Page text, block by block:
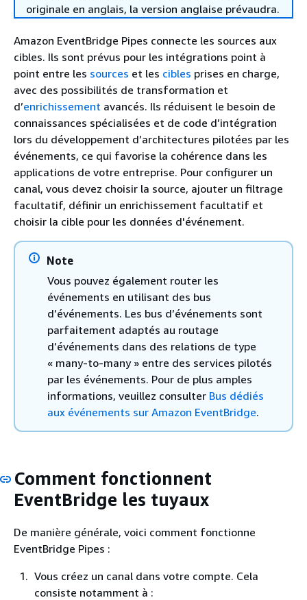
originale en anglais, la version anglaise prévaudra.
Amazon EventBridge Pipes connecte les sources aux
cibles. Ils sont prévus pour les intégrations point à
point entre les sources et les cibles prises en charge,
avec des possibilités de transformation et
d’enrichissement avancés. Ils réduisent le besoin de
connaissances spécialisées et de code d’intégration
lors du développement d’architectures pilotées par les
événements, ce qui favorise la cohérence dans les
applications de votre entreprise. Pour configurer un
canal, vous devez choisir la source, ajouter un filtrage
facultatif, définir un enrichissement facultatif et
choisir la cible pour les données d'événement.
Note
Vous pouvez également router les
événements en utilisant des bus
d’événements. Les bus d’événements sont
parfaitement adaptés au routage
d’événements dans des relations de type
« many-to-many » entre des services pilotés
par les événements. Pour de plus amples
informations, veuillez consulter Bus dédiés
aux événements sur Amazon EventBridge.
Comment fonctionnent
EventBridge les tuyaux
De manière générale, voici comment fonctionne
EventBridge Pipes :
Vous créez un canal dans votre compte. Cela
consiste notamment à :